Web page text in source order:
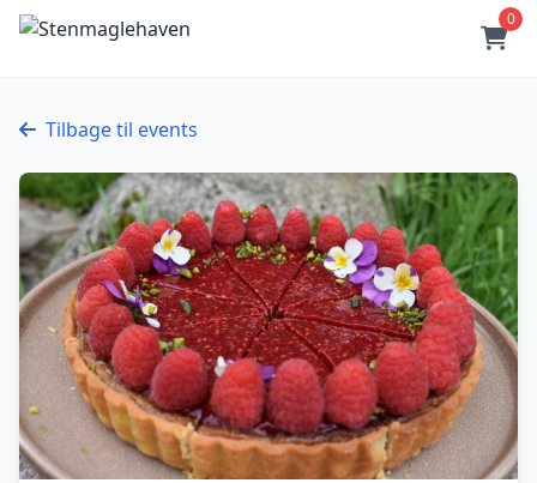
0
Tilbage til events